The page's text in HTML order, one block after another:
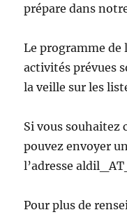
prépare dans
Le programme de
activités prévues
la veille sur les
Si vous souhaitez
pouvez envoyer
l’adresse
Pour plus de